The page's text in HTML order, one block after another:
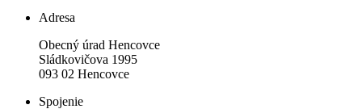
Adresa
Obecný úrad Hencovce
Sládkovičova 1995
093 02 Hencovce
Spojenie